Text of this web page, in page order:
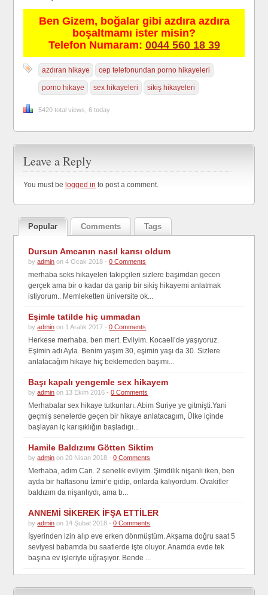
Ben Gizem, boğalar gibi azdıra azdıra
boşaltmamı ister misin?
Telefon Numaram: 0044 560 18 39
azdıran hikaye cep telefonundan porno hikayeleri
porno hikaye sex hikayeleri sikiş hikayeleri
5420 total views, 6 today
Leave a Reply
You must be logged in to post a comment.
Popular Comments Tags
Dursun Amcanın nasıl karısı oldum
byadmin on 4 Ocak 2018 -0 Comments
merhaba seks hikayeleri takipçileri sizlere başimdan gecen
gerçek ama bir o kadar da garip bir sikiş hikayemi anlatmak
istiyorum.. Memleketten üniversite ok...
Eşimle tatilde hiç ummadan
byadmin on 1 Aralık 2017 -0 Comments
Herkese merhaba. ben mert. Evliyim. Kocaeli’de yaşıyoruz.
Eşimin adı Ayla. Benim yaşım 30, eşimin yaşı da 30. Sizlere
anlatacağım hikaye hiç beklemeden başımı...
Başı kapalı yengemle sex hikayem
byadmin on 13 Ekim 2016 -0 Comments
Merhabalar sex hikaye tutkunları. Abim Suriye ye gitmişti.Yani
geçmiş senelerde geçen bir hikaye anlatacagım, Ülke içinde
başlayan iç karışıklığın başladıgı...
Hamile Baldızımı Götten Siktim
byadmin on 20 Nisan 2018 -0 Comments
Merhaba, adım Can. 2 senelik evliyim. Şimdilik nişanlı iken, ben
ayda bir haftasonu İzmir’e gidip, onlarda kalıyordum. Ovakitler
baldızım da nişanlıydı, ama b...
ANNEMİ SİKEREK İFŞA ETTİLER
byadmin on 14 Şubat 2018 -0 Comments
İşyerinden izin alıp eve erken dönmüştüm. Akşama doğru saat 5
seviyesi babamda bu saatlerde işte oluyor. Anamda evde tek
başına ev işleriyle uğraşıyor. Bende ...